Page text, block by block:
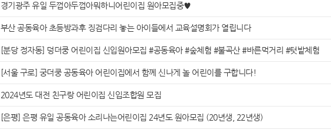
경기광주 유일 두껍아두껍아뭐하니어린이집 원아모집중♥
부산 공동육아 초등방과후 징검다리 놓는 아이들에서 교육설명회가 열립니다
[분당 정자동] 덩더쿵 어린이집 신입원아모집 #공동육아 #숲체험 #불곡산 #바른먹거리 #텃밭체험
[서울 구로] 궁더쿵 공동육아 어린이집에서 함께 신나게 놀 어린이를 구합니다!
2024년도 대전 친구랑 어린이집 신입조합원 모집
[은평] 은평 유일 공동육아 소리나는어린이집 24년도 원아모집 (20년생, 22년생)